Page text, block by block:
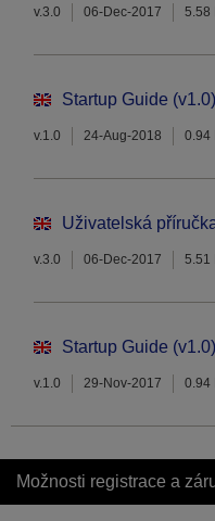
v.3.0 06-Dec-2017 5.58
Startup Guide (v1.0)
v.1.0 24-Aug-2018 0.94
Uživatelská
v.3.0 06-Dec-2017 5.51
Startup Guide (v1.0)
v.1.0 29-Nov-2017 0.94
Možnosti registrace a